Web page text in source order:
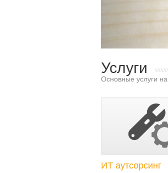
Услуги
Основные услуги
ИТ аутсорсинг